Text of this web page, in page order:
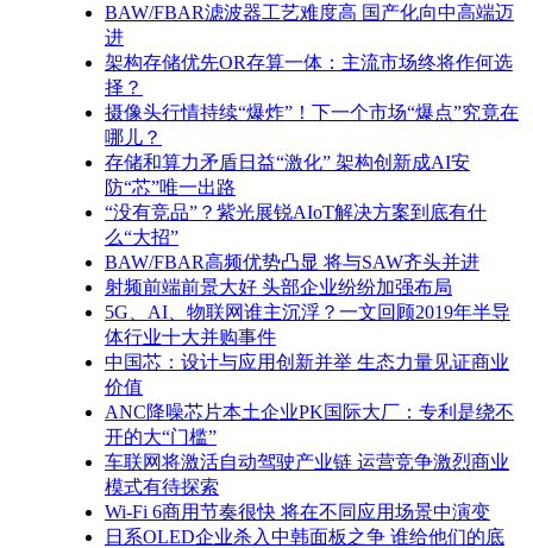
BAW/FBAR滤波器工艺难度高 国产化向中高端迈
进
架构存储优先OR存算一体：主流市场终将作何选
择？
摄像头行情持续“爆炸”！下一个市场“爆点”究竟在
哪儿？
存储和算力矛盾日益“激化” 架构创新成AI安
防“芯”唯一出路
“没有竞品”？紫光展锐AIoT解决方案到底有什
么“大招”
BAW/FBAR高频优势凸显 将与SAW齐头并进
射频前端前景大好 头部企业纷纷加强布局
5G、AI、物联网谁主沉浮？一文回顾2019年半导
体行业十大并购事件
中国芯：设计与应用创新并举 生态力量见证商业
价值
ANC降噪芯片本土企业PK国际大厂：专利是绕不
开的大“门槛”
车联网将激活自动驾驶产业链 运营竞争激烈商业
模式有待探索
Wi-Fi 6商用节奏很快 将在不同应用场景中演变
日系OLED企业杀入中韩面板之争 谁给他们的底